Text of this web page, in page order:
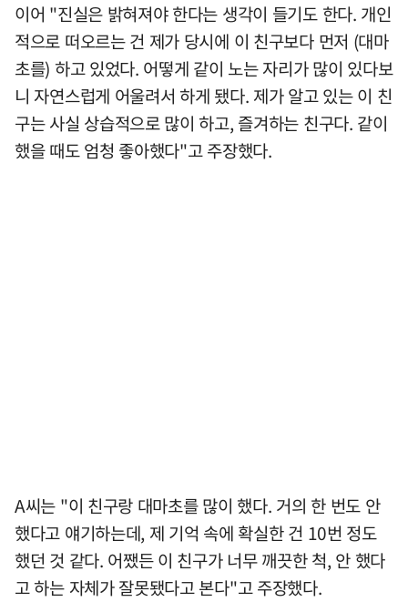
이어 "진실은 밝혀져야 한다는 생각이 들기도 한다. 개인
적으로 떠오르는 건 제가 당시에 이 친구보다 먼저 (대마
초를) 하고 있었다. 어떻게 같이 노는 자리가 많이 있다보
니 자연스럽게 어울려서 하게 됐다. 제가 알고 있는 이 친
구는 사실 상습적으로 많이 하고, 즐겨하는 친구다. 같이
했을 때도 엄청 좋아했다"고 주장했다.
A씨는 "이 친구랑 대마초를 많이 했다. 거의 한 번도 안
했다고 얘기하는데, 제 기억 속에 확실한 건 10번 정도
했던 것 같다. 어쨌든 이 친구가 너무 깨끗한 척, 안 했다
고 하는 자체가 잘못됐다고 본다"고 주장했다.